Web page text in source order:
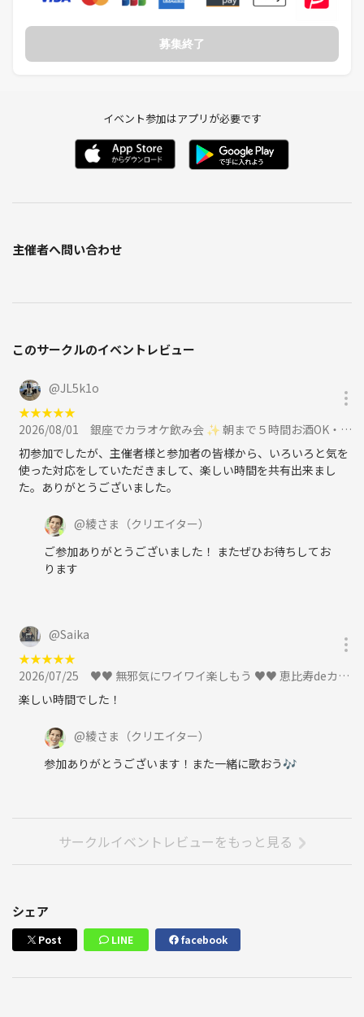
募集終了
イベント参加はアプリが必要です
主催者へ問い合わせ
このサークルのイベントレビュー
@JL5k1o
★★★★★
2026/08/01
銀座でカラオケ飲み会 ✨ 朝まで５時間お酒OK・フリードリンク 🥂 安心の1人参加 ✨ 初めてさん大歓迎 ✨に参加
初参加でしたが、主催者様と参加者の皆様から、いろいろと気を
使った対応をしていただきまして、楽しい時間を共有出来まし
た。ありがとうございました。
@綾さま （クリエイター）
ご参加ありがとうございました！ またぜひお待ちしてお
ります
@Saika
★★★★★
2026/07/25
♥♥ 無邪気にワイワイ楽しもう ♥♥ 恵比寿deカラオケオフ会 📯 ３時間飲み放題 🍷 歌って飲んで楽しもう🎤に参加
楽しい時間でした！
@綾さま （クリエイター）
参加ありがとうございます！また一緒に歌おう🎶
サークルイベントレビューをもっと見る
シェア
Post LINE facebook